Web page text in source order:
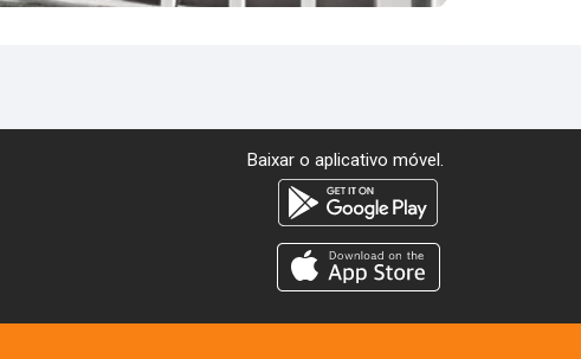
Baixar o aplicativo móvel.